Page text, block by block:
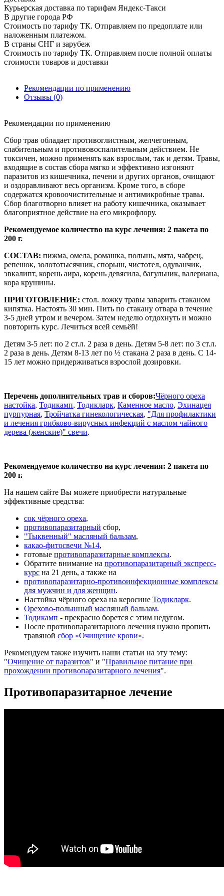
Курьерская доставка по тарифам Яндекс-Такси
В другие города РФ
Стоимость по тарифу ТК. Отправляем по предоплате или
наложенным платежом.
В страны СНГ и зарубеж
Стоимость по тарифу ТК. Отправляем после полной оплаты
стоимости товаров и доставки
Рекомендации по применению
Отзывы (0)
Рекомендации по применению
Сбор трав обладает противоглистным, желчегонным,
слабительным и противовоспалительным действием. Не
токсичен, можно применять как взрослым, так и детям. Травы,
входящие в состав сбора мягко и эффективно изгоняют
паразитов из кишечника, печени и других органов, очищают
и оздоравливают весь организм. Кроме того, в сборе
содержатся кровоочистительные и антимикробные травы.
Сбор благотворно влияет на работу кишечника, оказывает
благоприятное действие на его микрофлору.
Рекомендуемое количество на курс лечения: 2 пакета по
200 г.
СОСТАВ: пижма, омела, ромашка, полынь, мята, чабрец,
репешок, золототысячник, спорыш, чистотел, одуванчик,
эвкалипт, корень аира, корень девясила, багульник, валериана,
кора крушины.
ПРИГОТОВЛЕНИЕ: стол. ложку травы заварить стаканом
кипятка. Настоять 30 мин. Пить по стакану отвара в течение
3-5 дней утром и вечером. Затем неделю отдохнуть и можно
повторить курс. Лечиться всей семьёй!
Детям 3-5 лет: по 2 ст.л. 2 раза в день. Детям 5-8 лет: по 3 ст.л.
2 раза в день. Детям 8-13 лет по ½ стакана 2 раза в день. С 14-
15 лет можно придерживаться взрослой дозировки.
Перечень дополнительных трав и сборов:Чёрного ореха
настойка, Тодикамп, Тодикларк, Каменное масло, Эхинацея
пурпурная, Тройчатка гинекологическая, "Для профилактики
и лечения грибково-вирусных инфекций с маслом чайного
дерева (женские)" свечи.
Рекомендуемое количество на курс лечения: 2 пакета по
200 г.
На нашем сайте Вы можете приобрести натуральные
эффективные средства:
сок чёрного ореха,
противопаразитарный сбор,
"Тыквенный" масляный бальзам,
какао-фитосвечи №14,
готовые противопаразитарные комплексы.
Обратите внимание на противопаразитарный экспресс-
курс на 21 день, а также на
противопаразитарно-противоинфекционные комплексы
для мужчин и для женщин.
Настойка чёрного ореха на керосине Тодикларк.
Орехово-полынный масляный бальзам.
Тодикамп - прекрасно борется с этим недугом.
После противопаразитарного лечения нужно пропить
травяной сбор «Очищение крови».
Рекомендуем также изучить наши статьи на эту тему:
"Очищение от паразитов" и "Правильное питание при
прохождении противопаразитарного лечения".
Противопаразитарное лечение